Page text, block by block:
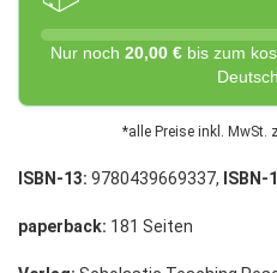
Nur noch 20,00 € bis zum
*alle Preise inkl. MwSt.
ISBN-13: 9780439669337, ISBN-
paperback: 181 Seiten